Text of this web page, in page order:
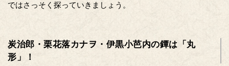
ではさっそく探っていきましょう。
炭治郎・栗花落カナヲ・伊黒小芭内の鐔は「丸
形」！